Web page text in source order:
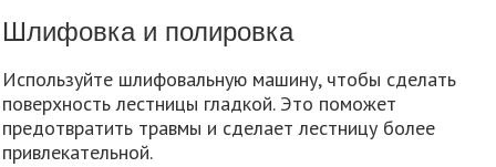
Шлифовка и полировка
Используйте шлифовальную машину, чтобы сделать
поверхность лестницы гладкой. Это поможет
предотвратить травмы и сделает лестницу более
привлекательной.